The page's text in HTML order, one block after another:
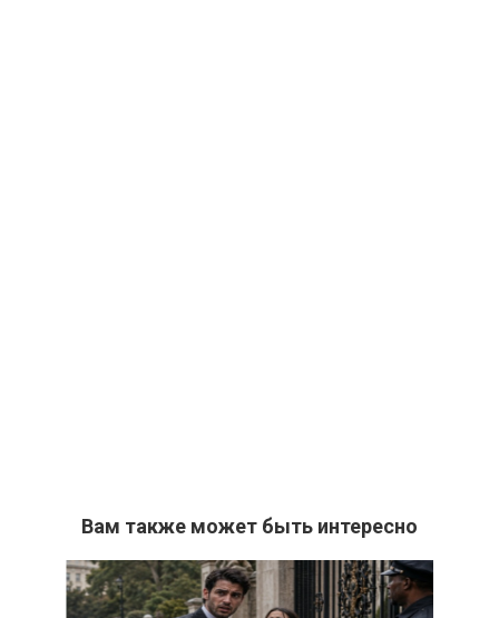
Вам также может быть интересно